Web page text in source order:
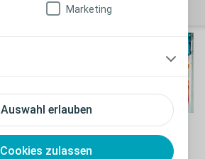
Auswahl erlauben
Cookies zulassen
Marketing
Probleme mit
mechanischer